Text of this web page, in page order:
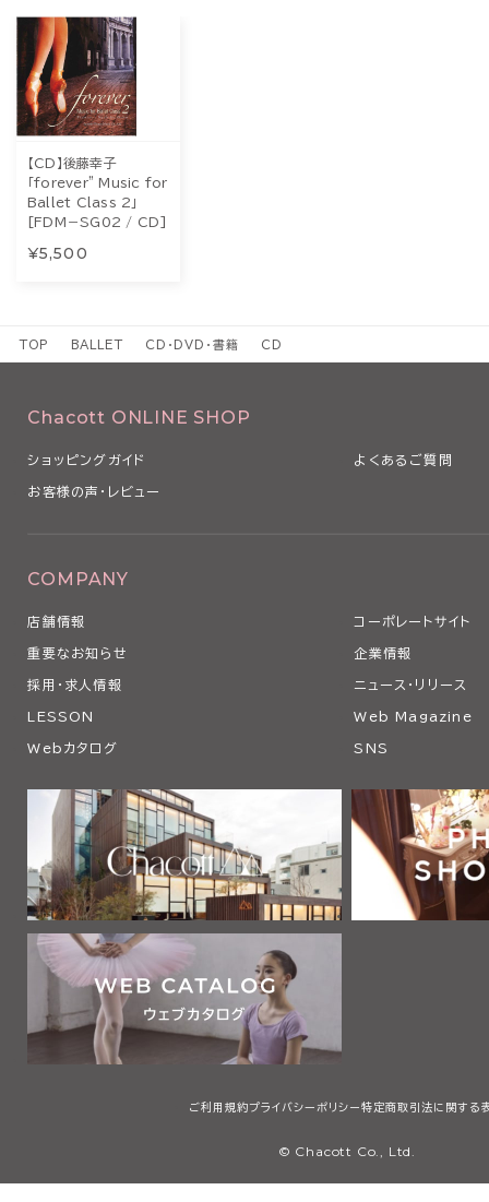
【CD】後藤幸子
「forever” Music for
Ballet Class 2」
[FDM－SG02 / CD]
¥5,500
TOP BALLET CD・DVD・書籍 CD
Chacott ONLINE SHOP
ショッピングガイド よくあるご質問
お客様の声・レビュー
COMPANY
店舗情報 コーポレートサイト
重要なお知らせ 企業情報
採用・求人情報 ニュース・リリース
LESSON Web Magazine
Webカタログ SNS
ご利用規約プライバシーポリシー 特定商取引法に関する
© Chacott Co., Ltd.